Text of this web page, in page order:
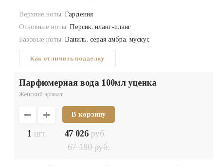
Как отличить подделку
Верхние ноты: Гардения
Основные ноты: Персик, иланг-иланг
Базовые ноты: Ваниль, серая амбра, мускус
парфюмерная вода 100мл уценка
Женский аромат
1 шт. 47 026 руб.
67 180руб.